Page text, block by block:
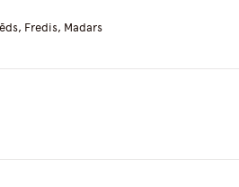
Fredis, Madars